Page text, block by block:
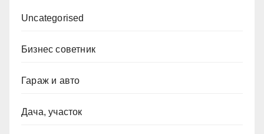
Uncategorised
Бизнес советник
Гараж и авто
Дача, участок